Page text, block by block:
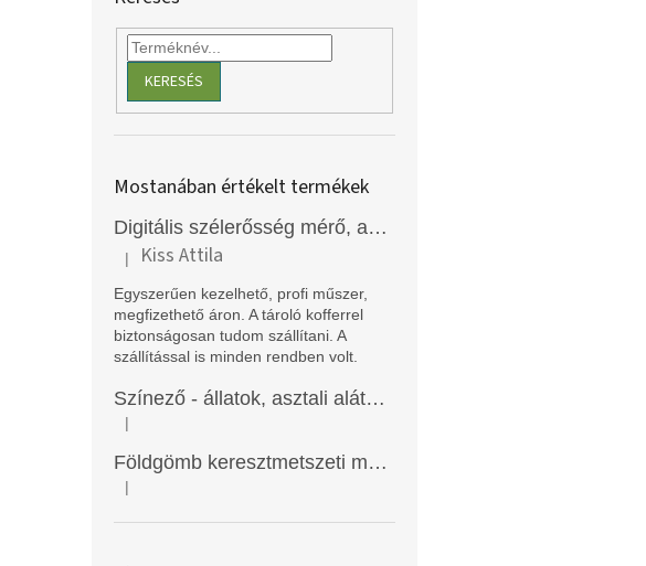
KERESÉS
Mostanában értékelt termékek
Digitális szélerősség mérő, anemométer, EM2250
A termék értékelése 5-ből 5 csillag.
| Kiss Attila
Egyszerűen kezelhető, profi műszer,
megfizethető áron. A tároló kofferrel
biztonságosan tudom szállítani. A
szállítással is minden rendben volt.
Színező - állatok, asztali alátét, Funny Mat
A termék értékelése 5-ből 5 csillag.
|
Földgömb keresztmetszeti modell
A termék értékelése 5-ből 5 csillag.
|